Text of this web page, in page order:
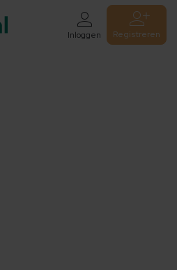
Inloggen Registreren